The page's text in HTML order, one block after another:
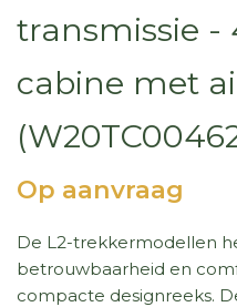
transmissie -
cabine met
Op aanvraag
De L2-trekkermodellen
betrouwbaarheid en
compacte designreeks.